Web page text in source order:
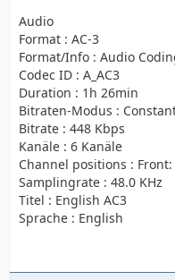
Audio
Format : AC-3
Format/Info : Audio
Codec ID : A_AC3
Duration : 1h 26min
Bitraten-Modus :
Bitrate : 448 Kbps
Kanäle : 6 Kanäle
Channel positions : Front:
Samplingrate : 48.0 KHz
Titel : English AC3
Sprache : English